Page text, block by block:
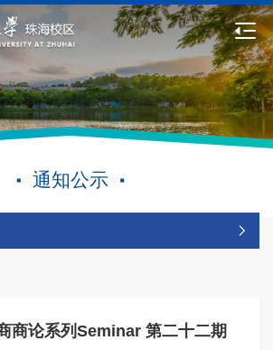
通知公示
商论系列Seminar 第二十二期